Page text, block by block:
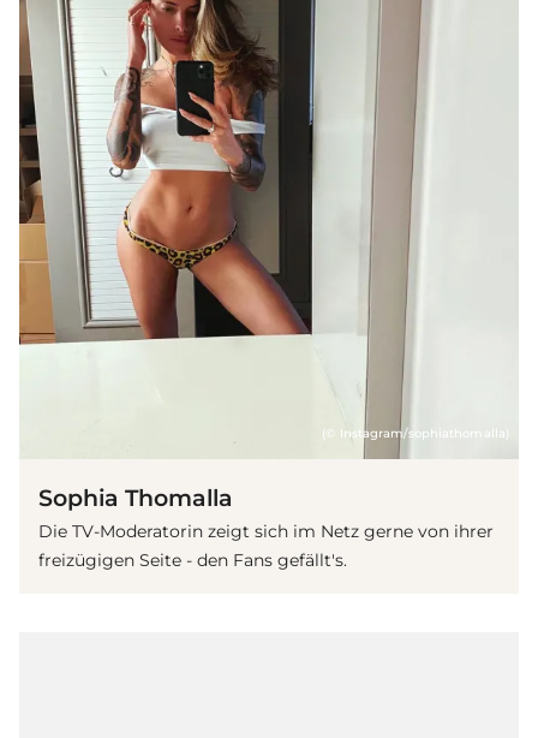
(© Instagram/sophiathomalla)
Sophia Thomalla
Die TV-Moderatorin zeigt sich im Netz gerne von ihrer
freizügigen Seite - den Fans gefällt's.